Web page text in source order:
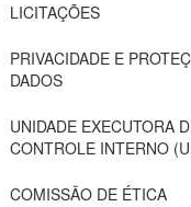
LICITAÇÕES
PRIVACIDADE E
DADOS
UNIDADE EXECUTORA
CONTROLE INTERNO
COMISSÃO DE ÉTICA